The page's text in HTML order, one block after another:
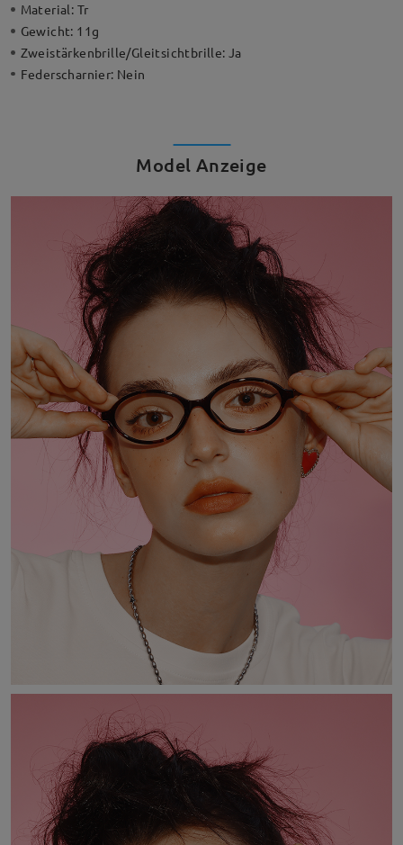
Material: Tr
Gewicht: 11g
Zweistärkenbrille/Gleitsichtbrille:Ja
Federscharnier: Nein
Model Anzeige